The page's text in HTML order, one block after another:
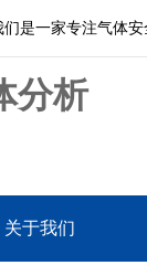
是一家专注气体安
关于我们